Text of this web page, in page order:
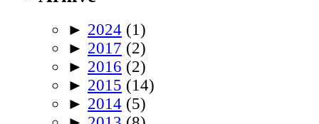
► 2024 (1)
► 2017 (2)
► 2016 (2)
► 2015 (14)
► 2014 (5)